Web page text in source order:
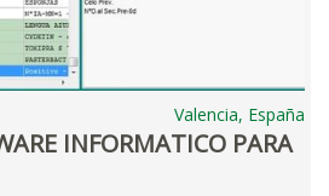
Valencia, España
INFORMATICO PARA